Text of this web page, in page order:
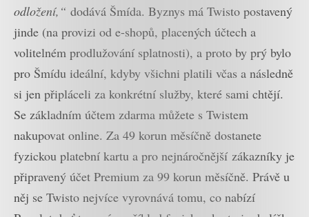
odložení,“ dodává Šmída. Byznys má Twisto postavený
jinde (na provizi od e-shopů, placených účtech a
volitelném prodlužování splatnosti), a proto by prý bylo
pro Šmídu ideální, kdyby všichni platili včas a následně
si jen připláceli za konkrétní služby, které sami chtějí.
Se základním účtem zdarma můžete s Twistem
nakupovat online. Za 49 korun měsíčně dostanete
fyzickou platební kartu a pro nejnáročnější zákazníky je
připravený účet Premium za 99 korun měsíčně. Právě u
něj se Twisto nejvíce vyrovnává tomu, co nabízí